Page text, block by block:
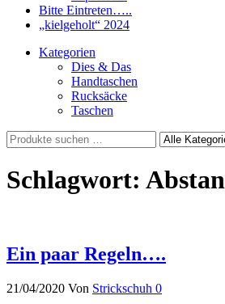
Bitte Eintreten…..
„kielgeholt“ 2024
Kategorien
Dies & Das
Handtaschen
Rucksäcke
Taschen
Schlagwort:
Ein paar Regeln….
21/04/2020 Von Strickschuh 0